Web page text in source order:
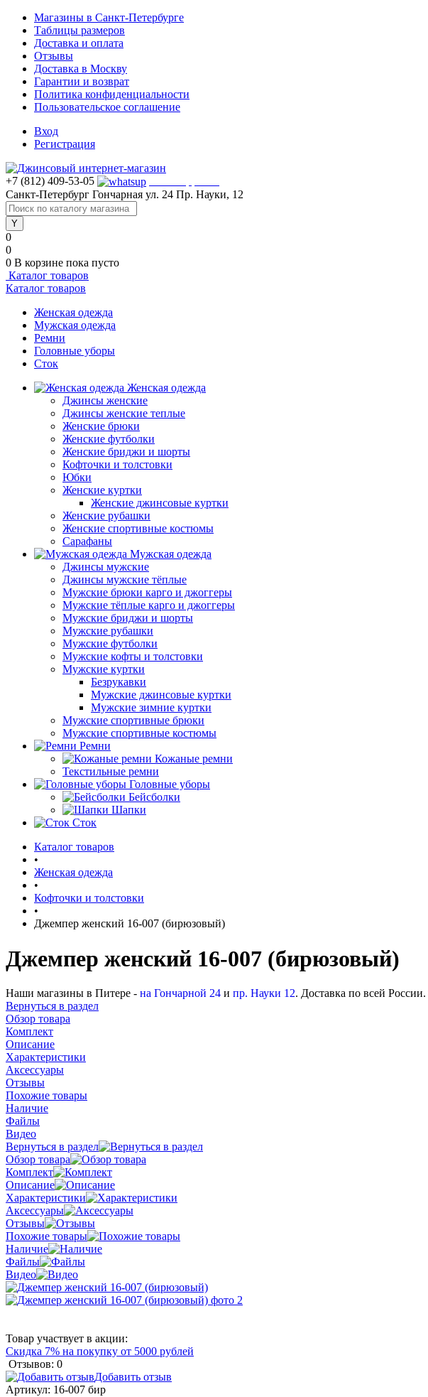
Магазины в Санкт-Петербурге
Таблицы размеров
Доставка и оплата
Отзывы
Доставка в Москву
Гарантии и возврат
Политика конфиденциальности
Пользовательское соглашение
Вход
Регистрация
+7 (812) 409-53-05
Санкт-Петербург Гончарная ул. 24 Пр. Науки, 12
0
0
0 В корзине пока пусто
Каталог товаров
Каталог товаров
Женская одежда
Мужская одежда
Ремни
Головные уборы
Сток
Женская одежда
Джинсы женские
Джинсы женские теплые
Женские брюки
Женские футболки
Женские бриджи и шорты
Кофточки и толстовки
Юбки
Женские куртки
Женские джинсовые куртки
Женские рубашки
Женские спортивные костюмы
Сарафаны
Мужская одежда
Джинсы мужские
Джинсы мужские тёплые
Мужские брюки карго и джоггеры
Мужские тёплые карго и джоггеры
Мужские бриджи и шорты
Мужские рубашки
Мужские футболки
Мужские кофты и толстовки
Мужские куртки
Безрукавки
Мужские джинсовые куртки
Мужские зимние куртки
Мужские спортивные брюки
Мужские спортивные костюмы
Ремни
Кожаные ремни
Текстильные ремни
Головные уборы
Бейсболки
Шапки
Сток
Каталог товаров
•
Женская одежда
•
Кофточки и толстовки
•
Джемпер женский 16-007 (бирюзовый)
Джемпер женский 16-007 (бирюзовый)
Наши магазины в Питере - на Гончарной 24 и пр. Науки 12. Доставка по всей России.
Вернуться в раздел
Обзор товара
Комплект
Описание
Характеристики
Аксессуары
Отзывы
Похожие товары
Наличие
Файлы
Видео
Вернуться в раздел
Обзор товара
Комплект
Описание
Характеристики
Аксессуары
Отзывы
Похожие товары
Наличие
Файлы
Видео
Товар участвует в акции:
Скидка 7% на покупку от 5000 рублей
Отзывов: 0
Добавить отзыв
Артикул: 16-007 бир